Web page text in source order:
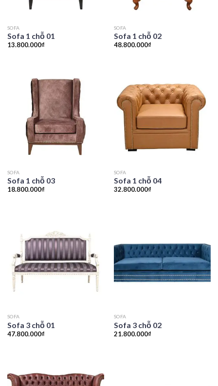
SOFA
Sofa 1 chỗ 01
13.800.000₫
SOFA
Sofa 1 chỗ 02
48.800.000₫
SOFA
Sofa 1 chỗ 03
18.800.000₫
SOFA
Sofa 1 chỗ 04
32.800.000₫
SOFA
Sofa 3 chỗ 01
47.800.000₫
SOFA
Sofa 3 chỗ 02
21.800.000₫